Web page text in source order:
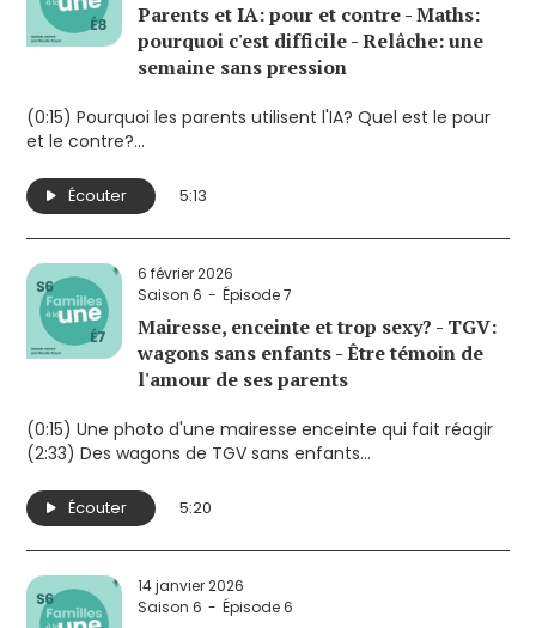
Parents et IA: pour et contre - Maths:
pourquoi c'est difficile - Relâche: une
semaine sans pression
(0:15) Pourquoi les parents utilisent l'IA? Quel est le pour
et le contre?
enfants? Une explication possible...
(4:16) Relâche: le mythe de la semaine «magique». Optez
pour la simplicité!
Écouter 5:13
6 février 2026
Saison 6
Épisode 7
Mairesse, enceinte et trop sexy? - TGV:
wagons sans enfants - Être témoin de
l'amour de ses parents
(0:15) Une photo d'une mairesse enceinte qui fait réagir
(2:33) Des wagons de TGV sans enfants
observant
Écouter 5:20
14 janvier 2026
Saison 6
Épisode 6